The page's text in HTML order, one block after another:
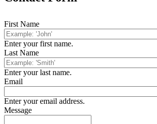
First Name
Enter your first name.
Last Name
Enter your last name.
Email
Enter your email address.
Message